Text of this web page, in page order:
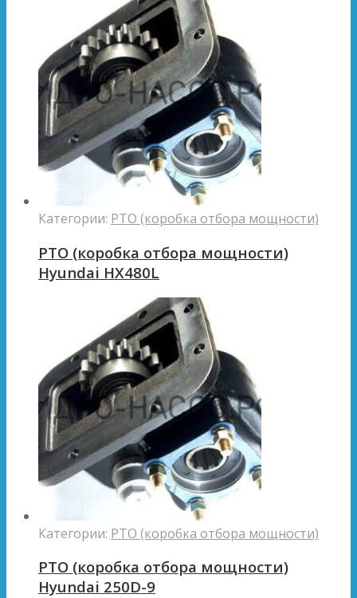
Категории: PTO (коробка отбора мощности)
PTO (коробка отбора мощности)
Hyundai HX480L
Категории: PTO (коробка отбора мощности)
PTO (коробка отбора мощности)
Hyundai 250D-9